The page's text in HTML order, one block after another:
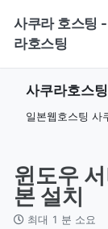
primary
navigation
content
footer
사쿠라 호스팅
라호스팅
사쿠라호스팅
일본웹호스팅 사
윈도우
본 설치
최대 1 분 소요